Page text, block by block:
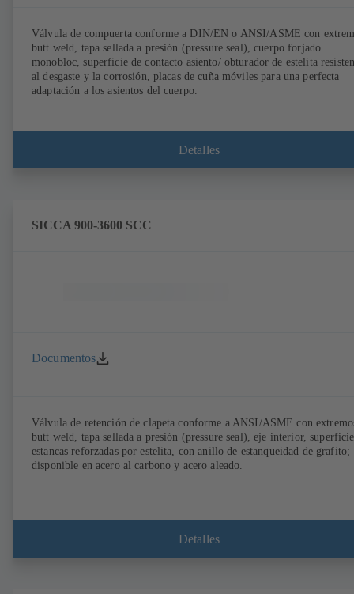
Válvula de compuerta conforme a DIN/EN o ANSI/ASME con
butt weld, tapa sellada a presión (pressure seal), cuerpo forjado
monobloc, superficie de contacto asiento/ obturador de estelita
al desgaste y la corrosión, placas de cuña móviles para una perfecta
adaptación a los asientos del cuerpo.
Detalles
SICCA 900-3600 SCC
Documentos
Válvula de retención de clapeta conforme a ANSI/ASME con
butt weld, tapa sellada a presión (pressure seal), eje interior,
estancas reforzadas por estelita, con anillo de estanqueidad de grafito;
disponible en acero al carbono y acero aleado.
Detalles